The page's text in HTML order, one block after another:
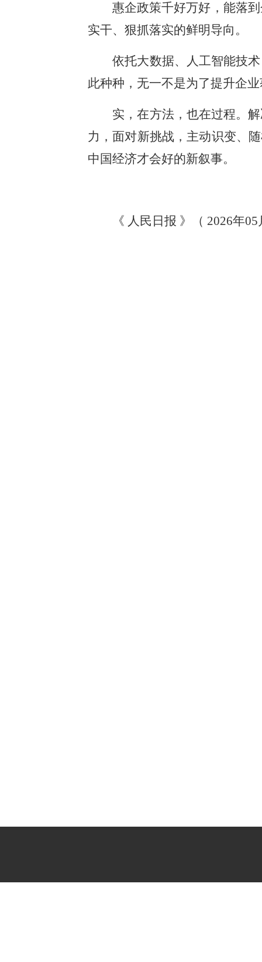
惠企政策千好万好，能落到
实干、狠抓落实的鲜明导向。
依托大数据、人工智能技术
此种种，无一不是为了提升企
实，在方法，也在过程。解
力，面对新挑战，主动识变、
中国经济才会好的新叙事。
《 人民日报 》（ 2026年05